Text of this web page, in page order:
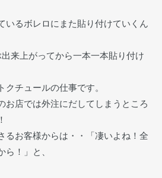
いるボレロにまた貼り付けていくん
来上がってから一本一本貼り付け
クチュールの仕事です。
お店では外注にだしてしまうところ
るお客様からは・・「凄いよね！全
ら！」と、